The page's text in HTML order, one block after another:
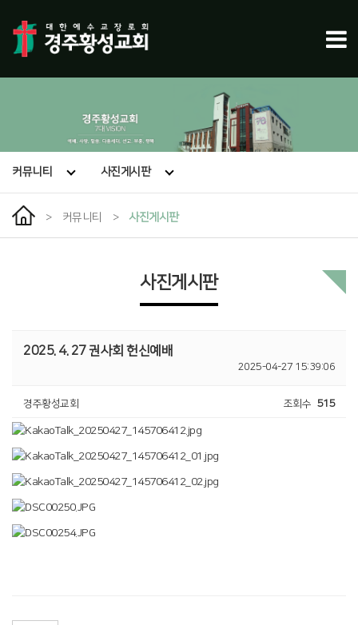
커뮤니티 사진게시판
> 커뮤니티 > 사진게시판
사진게시판
2025. 4. 27 권사회 헌신예배
2025-04-27 15:39:06
경주황성교회 조회수 515